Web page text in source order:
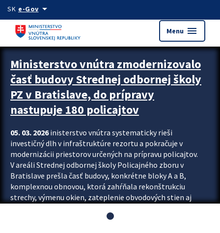
Preskocit na hlavný obsah
SK e-Govarrow_drop_down
Menu menu
Ministerstvo vnútra zmodernizovalo
časť budovy Strednej odbornej školy
PZ v Bratislave, do prípravy
nastupuje 180 policajtov
05. 03. 2026inisterstvo vnútra systematicky rieši
investičný dlh v infraštruktúre rezortu a pokračuje v
modernizácii priestorov určených na prípravu policajtov.
V areáli Strednej odbornej školy Policajného zboru v
Bratislave prešla časť budovy, konkrétne bloky A a B,
komplexnou obnovou, ktorá zahŕňala rekonštrukciu
strechy, výmenu okien, zateplenie obvodových stien aj
aj interiéru, kde vznikli nové učebne a moderné